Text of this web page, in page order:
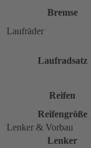
Bremse
Laufräder
Laufradsatz
Reifen
Reifengröße
Lenker & Vorbau
Lenker